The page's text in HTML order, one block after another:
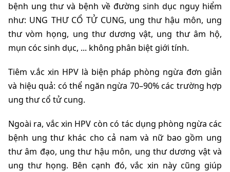
bệnh ung thư và bệnh về đường sinh dục nguy hiểm
như: UNG THƯ CỔ TỬ CUNG, ung thư hậu môn, ung
thư vòm họng, ung thư dương vật, ung thư âm hộ,
mụn cóc sinh dục, ... không phân biệt giới tính.
Tiêm v.ắc xin HPV là biện pháp phòng ngừa đơn giản
và hiệu quả: có thể ngăn ngừa 70–90% các trường hợp
ung thư cổ tử cung.
Ngoài ra, vắc xin HPV còn có tác dụng phòng ngừa các
bệnh ung thư khác cho cả nam và nữ bao gồm ung
thư âm đạo, ung thư hậu môn, ung thư dương vật và
ung thư họng. Bên cạnh đó, vắc xin này cũng giúp